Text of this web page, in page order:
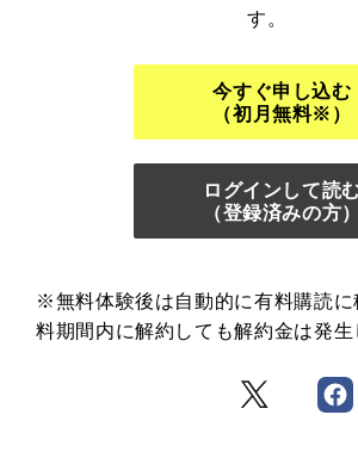
す。
今すぐ申し込む
（初月無料※）
ログインして読
（登録済みの方）
※無料体験後は自動的に有料購読に
料期間内に解約しても解約金は発生